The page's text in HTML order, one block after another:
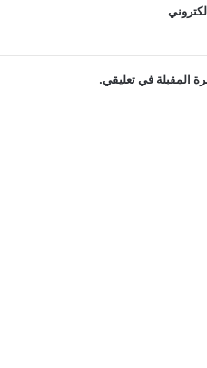
المقبلة في تعليقي.